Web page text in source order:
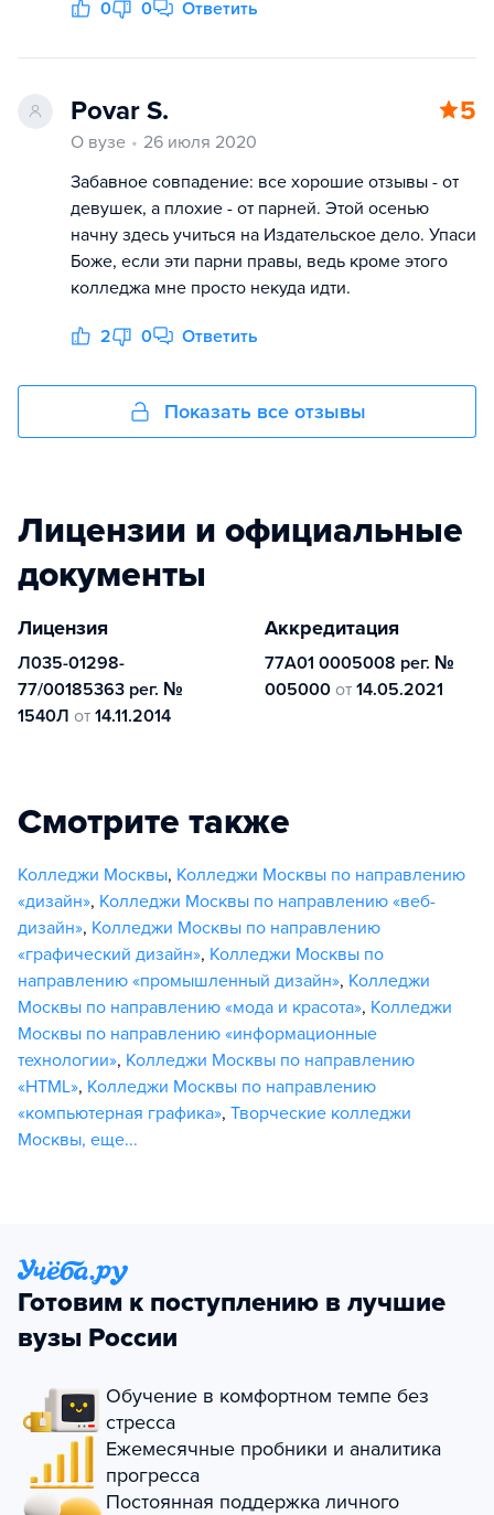
0 0 Ответить
Povar S. 5
О вузе
26 июля 2020
Забавное совпадение: все хорошие отзывы - от
девушек, а плохие - от парней. Этой осенью
начну здесь учиться на Издательское дело. Упаси
Боже, если эти парни правы, ведь кроме этого
колледжа мне просто некуда идти.
2 0 Ответить
Показать все отзывы
Лицензии и официальные
документы
Лицензия
Л035-01298-
77/00185363 рег. №
1540Л от 14.11.2014
Аккредитация
77А01 0005008 рег. №
005000 от 14.05.2021
Смотрите также
Колледжи Москвы, Колледжи Москвы по направлению
«дизайн», Колледжи Москвы по направлению «веб-
дизайн», Колледжи Москвы по направлению
«графический дизайн», Колледжи Москвы по
направлению «промышленный дизайн», Колледжи
Москвы по направлению «мода и красота», Колледжи
Москвы по направлению «информационные
технологии», Колледжи Москвы по направлению
«HTML», Колледжи Москвы по направлению
«компьютерная графика», Творческие колледжи
Москвы, еще...
Готовим к поступлению в лучшие
вузы России
Обучение в комфортном темпе без
стресса
Ежемесячные пробники и аналитика
прогресса
Постоянная поддержка личного